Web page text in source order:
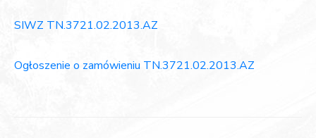
SIWZ TN.3721.02.2013.AZ
Ogłoszenie o zamówieniu TN.3721.02.2013.AZ